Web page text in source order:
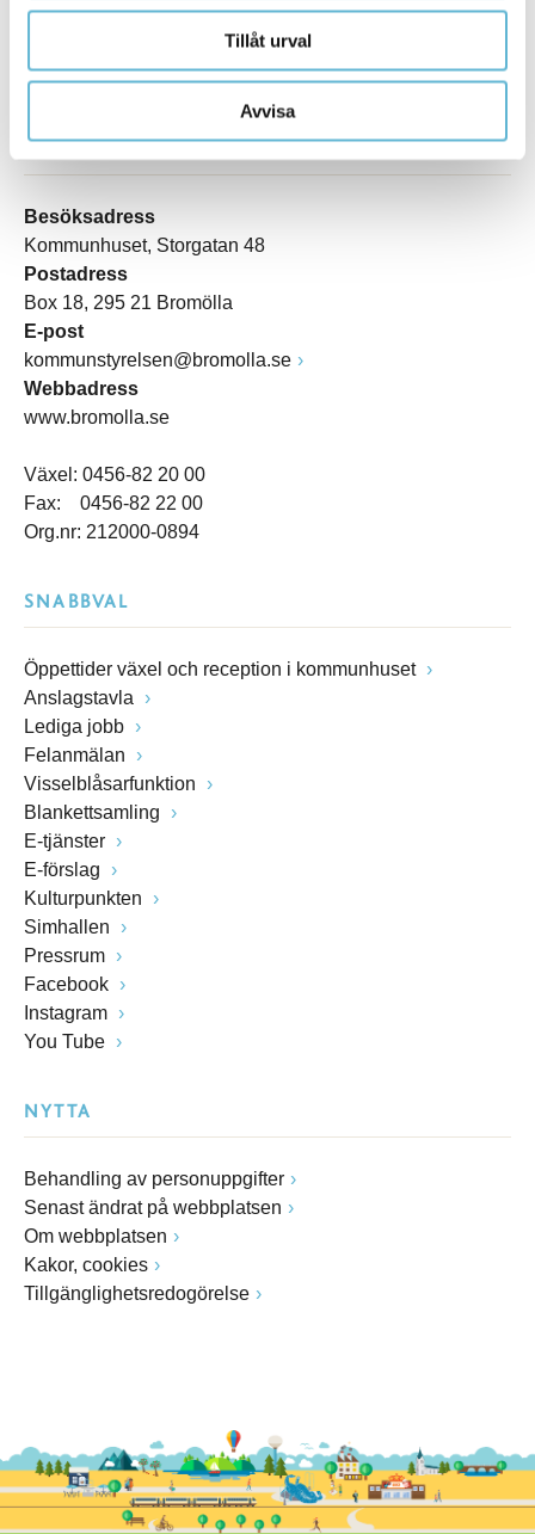
Tillåt urval
Avvisa
Besöksadress
Kommunhuset, Storgatan 48
Postadress
Box 18, 295 21 Bromölla
E-post
kommunstyrelsen@bromolla.se
Webbadress
www.bromolla.se
Växel: 0456-82 20 00
Fax: 0456-82 22 00
Org.nr: 212000-0894
SNABBVAL
Öppettider växel och reception i kommunhuset
Anslagstavla
Lediga jobb
Felanmälan
Visselblåsarfunktion
Blankettsamling
E-tjänster
E-förslag
Kulturpunkten
Simhallen
Pressrum
Facebook
Instagram
You Tube
NYTTA
Behandling av personuppgifter
Senast ändrat på webbplatsen
Om webbplatsen
Kakor, cookies
Tillgänglighetsredogörelse